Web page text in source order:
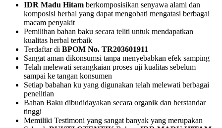
IDR Madu Hitam berkomposisikan senyawa alami dan
komposisi herbal yang dapat mengobati mengatasi berbagai
macam penyakit
Pemilihan bahan baku secara teliti untuk mendapatkan
kualitas herbal terbaik
Terdaftar di BPOM No. TR203601911
Sangat aman dikonsumsi tanpa menyebabkan efek samping
Telah melewati serangkaian proses uji kualitas sebelum
sampai ke tangan konsumen
Setiap babahan ku yang digunakan telah melewati berbagai
penelitian
Bahan Baku dibudidayakan secara organik dan berstandar
tinggi
Memiliki Testimoni yang sangat banyak yang merupakan